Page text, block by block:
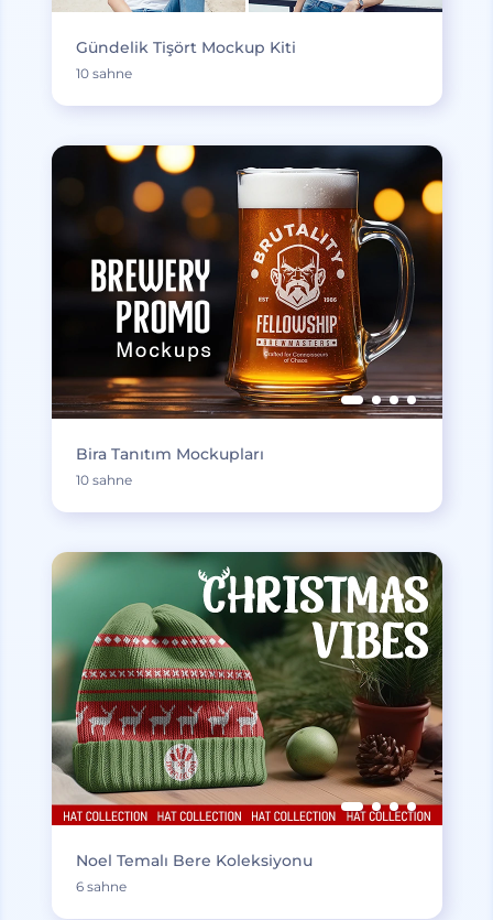
Gündelik Tişört Mockup Kiti
10 sahne
Bira Tanıtım Mockupları
10 sahne
Noel Temalı Bere Koleksiyonu
6 sahne